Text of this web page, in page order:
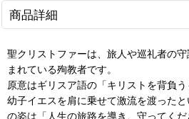
商品詳細
聖クリストファーは、旅人や巡礼者の
まれている殉教者です。
原意はギリスア語の「キリストを背負う
幼子イエスを肩に乗せて激流を渡った
の姿は「人生の旅路を導き、守ってく